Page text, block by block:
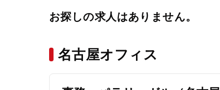
お探しの求人はありません。
名古屋オフィス